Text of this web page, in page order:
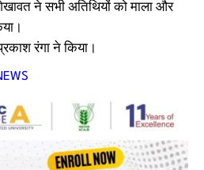
ने सभी अतिथियों को माला और
रंगा ने किया।